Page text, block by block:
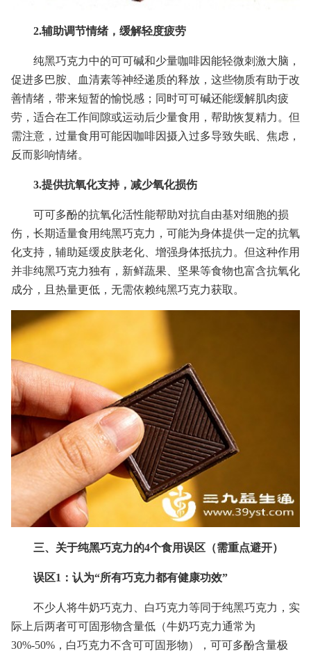
2.辅助调节情绪，缓解轻度疲劳
纯黑巧克力中的可可碱和少量咖啡因能轻微刺激大脑，
促进多巴胺、血清素等神经递质的释放，这些物质有助于改
善情绪，带来短暂的愉悦感；同时可可碱还能缓解肌肉疲
劳，适合在工作间隙或运动后少量食用，帮助恢复精力。但
需注意，过量食用可能因咖啡因摄入过多导致失眠、焦虑，
反而影响情绪。
3.提供抗氧化支持，减少氧化损伤
可可多酚的抗氧化活性能帮助对抗自由基对细胞的损
伤，长期适量食用纯黑巧克力，可能为身体提供一定的抗氧
化支持，辅助延缓皮肤老化、增强身体抵抗力。但这种作用
并非纯黑巧克力独有，新鲜蔬果、坚果等食物也富含抗氧化
成分，且热量更低，无需依赖纯黑巧克力获取。
三、关于纯黑巧克力的4个食用误区（需重点避开）
误区1：认为“所有巧克力都有健康功效”
不少人将牛奶巧克力、白巧克力等同于纯黑巧克力，实
际上后两者可可固形物含量低（牛奶巧克力通常为
30%-50%，白巧克力不含可可固形物），可可多酚含量极